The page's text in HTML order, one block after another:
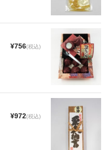
¥756(税込)
¥972(税込)